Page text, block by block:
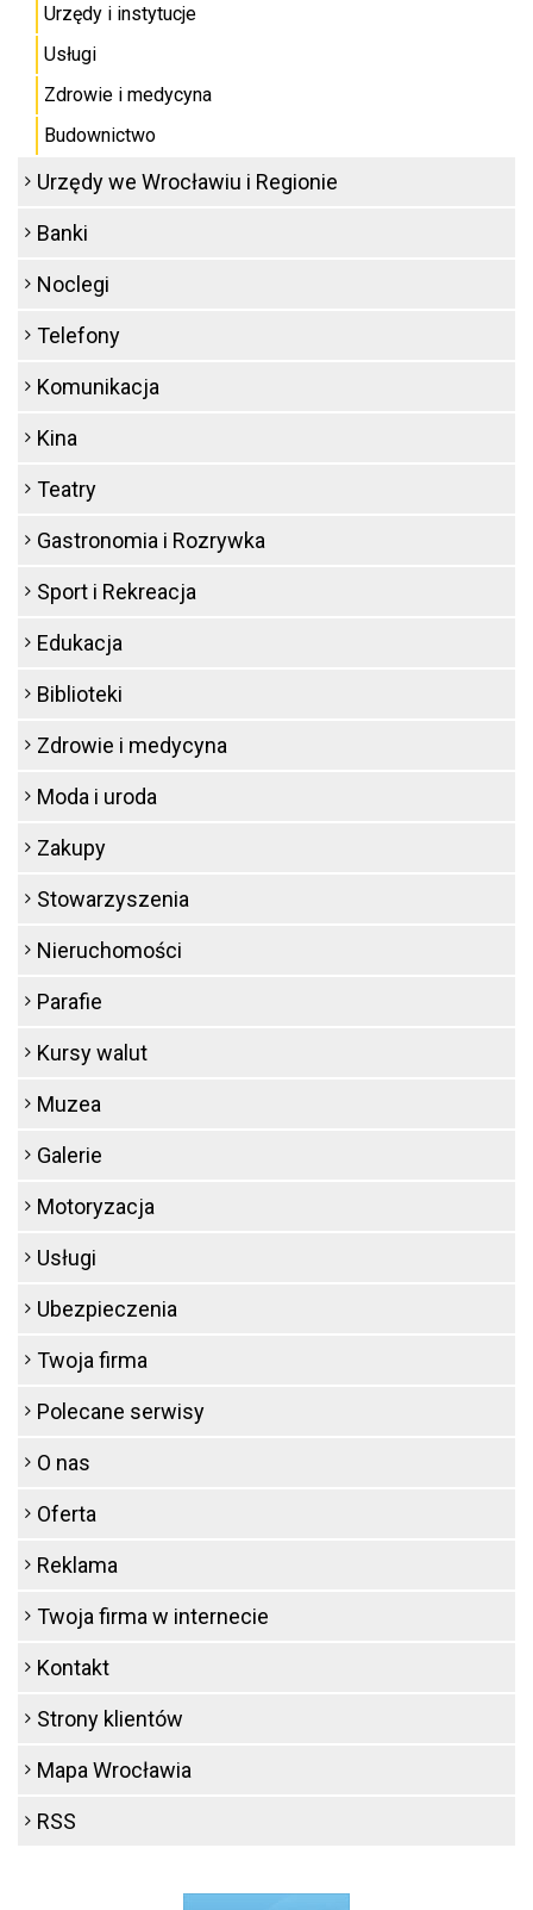
Urzędy i instytucje
Usługi
Zdrowie i medycyna
Budownictwo
Urzędy we Wrocławiu i Regionie
Banki
Noclegi
Telefony
Komunikacja
Kina
Teatry
Gastronomia i Rozrywka
Sport i Rekreacja
Edukacja
Biblioteki
Zdrowie i medycyna
Moda i uroda
Zakupy
Stowarzyszenia
Nieruchomości
Parafie
Kursy walut
Muzea
Galerie
Motoryzacja
Usługi
Ubezpieczenia
Twoja firma
Polecane serwisy
O nas
Oferta
Reklama
Twoja firma w internecie
Kontakt
Strony klientów
Mapa Wrocławia
RSS